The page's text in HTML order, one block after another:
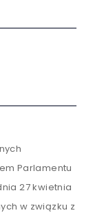
Parlamentu
27 kwietnia
w związku z